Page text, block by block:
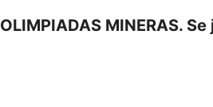
OLIMPIADAS MINERAS.